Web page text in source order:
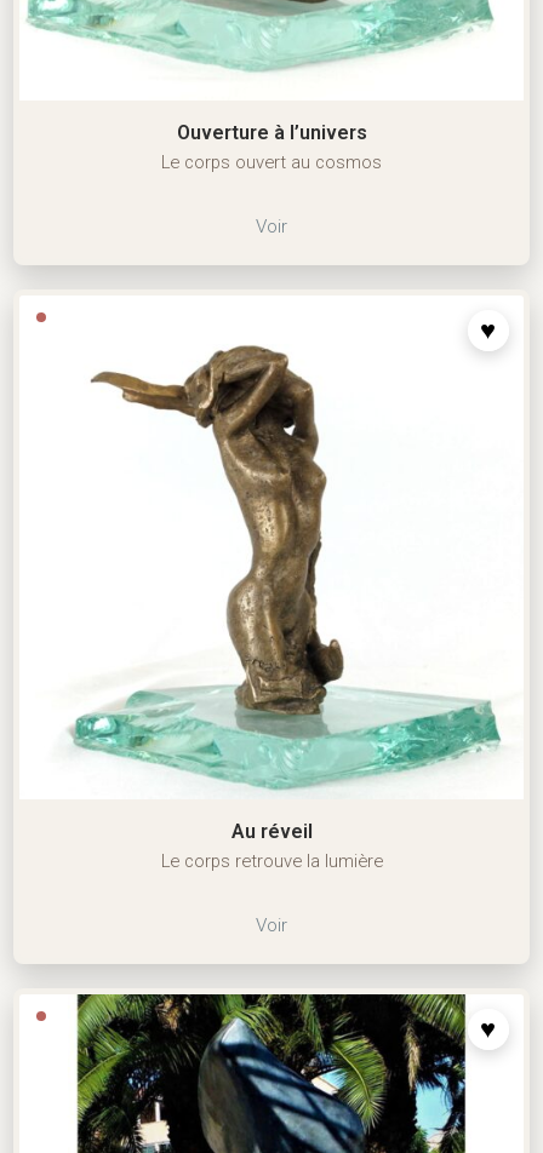
Ouverture à l’univers
Le corps ouvert au cosmos
Voir
Au réveil
Le corps retrouve la lumière
Voir